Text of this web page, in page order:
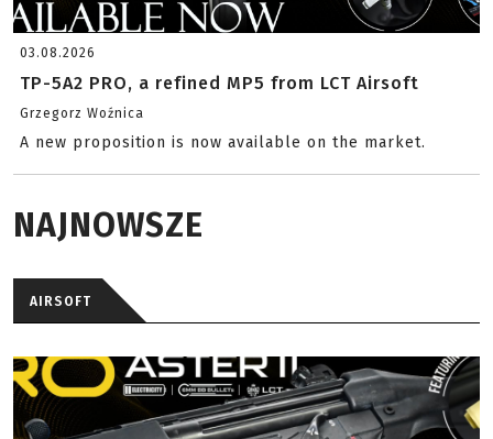
03.08.2026
TP-5A2 PRO, a refined MP5 from LCT Airsoft
Grzegorz Woźnica
A new proposition is now available on the market.
NAJNOWSZE
AIRSOFT